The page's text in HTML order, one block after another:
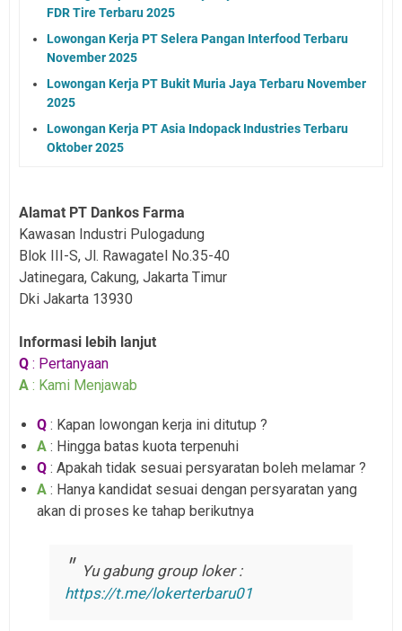
FDR Tire Terbaru 2025
Lowongan Kerja PT Selera Pangan Interfood Terbaru
November 2025
Lowongan Kerja PT Bukit Muria Jaya Terbaru November
2025
Lowongan Kerja PT Asia Indopack Industries Terbaru
Oktober 2025
Alamat PT Dankos Farma
Kawasan Industri Pulogadung
Blok III-S, Jl. Rawagatel No.35-40
Jatinegara, Cakung, Jakarta Timur
Dki Jakarta 13930
Informasi lebih lanjut
Q : Pertanyaan
A : Kami Menjawab
Q : Kapan lowongan kerja ini ditutup ?
A : Hingga batas kuota terpenuhi
Q : Apakah tidak sesuai persyaratan boleh melamar ?
A : Hanya kandidat sesuai dengan persyaratan yang
akan di proses ke tahap berikutnya
Yu gabung group loker :
https://t.me/lokerterbaru01